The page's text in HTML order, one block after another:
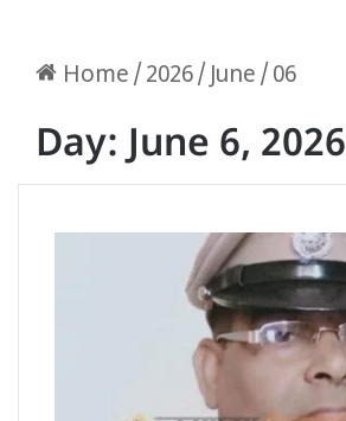
Home / 2026/June / 06
Day:June 6, 2026